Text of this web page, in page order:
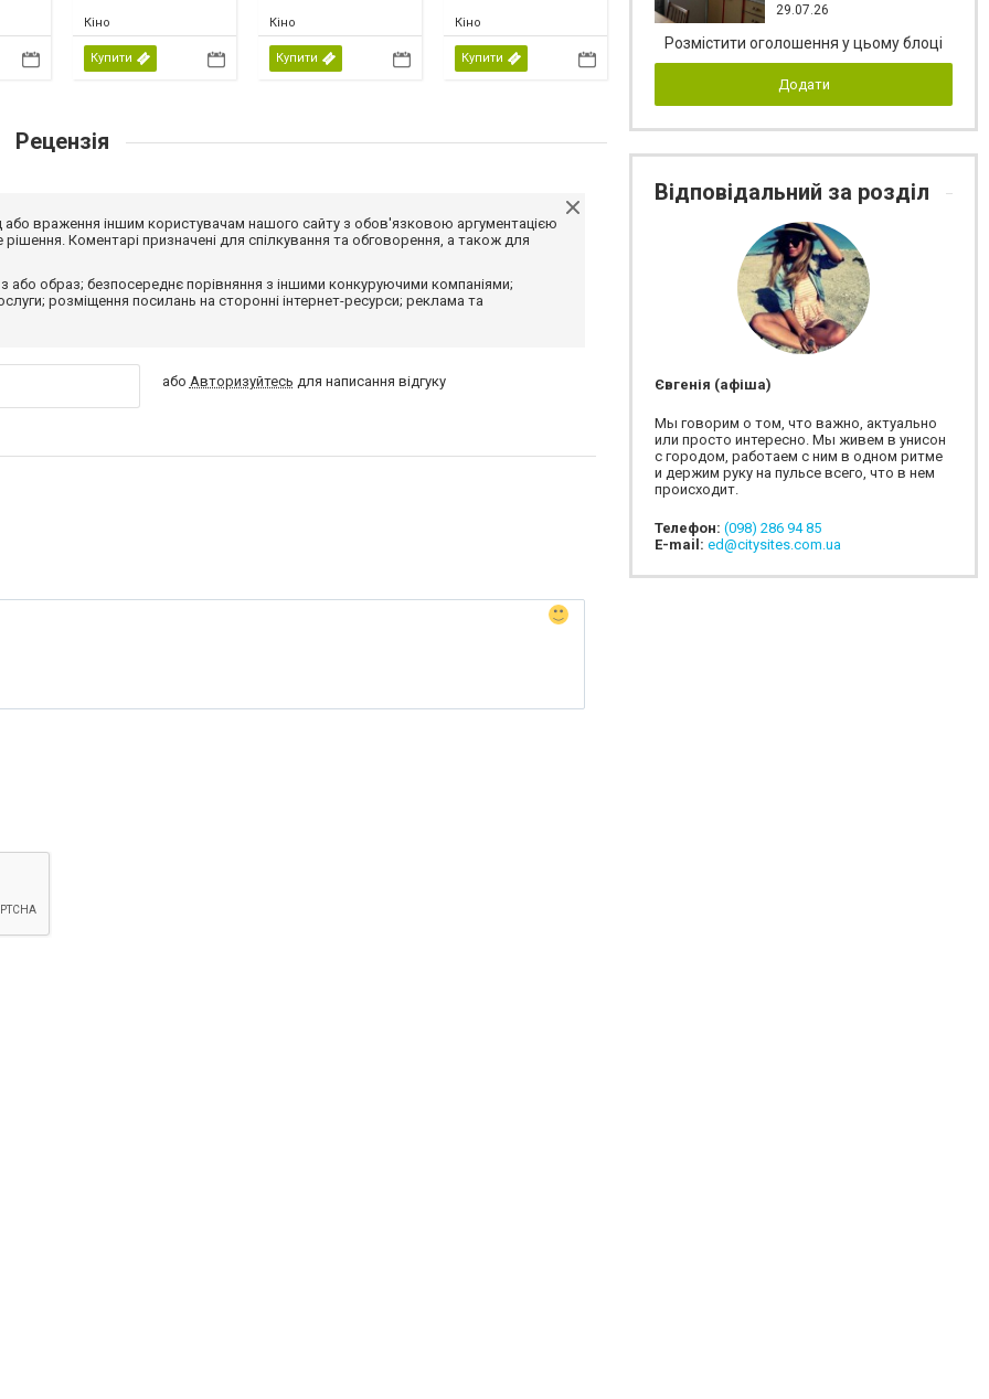
Кіно
Купити
Кіно
Купити
Кіно
Купити
Рецензія
або враження іншим користувачам нашого сайту з обов'язковою аргументацією
Коментарі призначені для спілкування та обговорення, а також для
або образ; безпосереднє порівняння з іншими конкуруючими компаніями;
розміщення посилань на сторонні інтернет-ресурси; реклама та
або Авторизуйтесь для написання відгуку
29.07.26
Розмістити оголошення у цьому блоці
Додати
Відповідальний за розділ
Євгенія (афіша)
Мы говорим о том, что важно, актуально
или просто интересно. Мы живем в унисон
с городом, работаем с ним в одном ритме
и держим руку на пульсе всего, что в нем
происходит.
Телефон: (098) 286 94 85
E-mail: ed@citysites.com.ua